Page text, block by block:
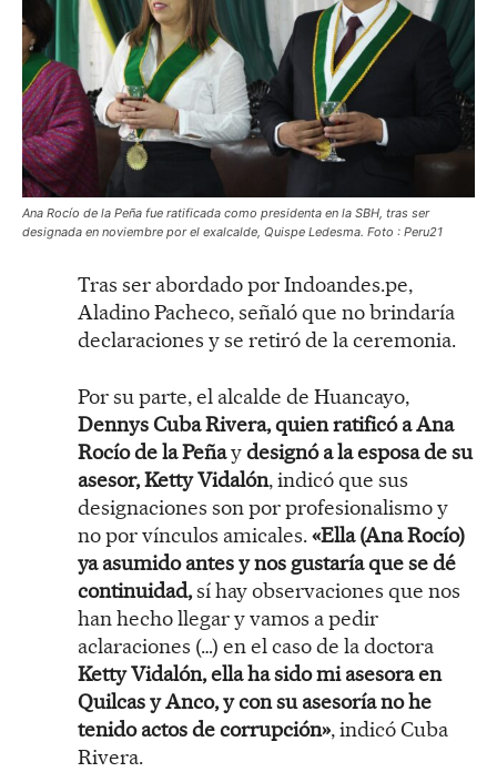
Ana Rocío de la Peña fue ratificada como presidenta en la SBH, tras ser
designada en noviembre por el exalcalde, Quispe Ledesma. Foto : Peru21
Tras ser abordado por Indoandes.pe,
Aladino Pacheco, señaló que no brindaría
declaraciones y se retiró de la ceremonia.
Por su parte, el alcalde de Huancayo,
Dennys Cuba Rivera, quien ratificó a Ana
Rocío de la Peñaydesignó a la esposa de su
asesor, Ketty Vidalón, indicó que sus
designaciones son por profesionalismo y
no por vínculos amicales.«Ella (Ana Rocío)
ya asumido antes y nos gustaría que se dé
continuidad,sí hay observaciones que nos
han hecho llegar y vamos a pedir
aclaraciones (…) en el caso de la doctora
Ketty Vidalón, ella ha sido mi asesora en
Quilcas y Anco, y con su asesoría no he
tenido actos de corrupción», indicó Cuba
Rivera.